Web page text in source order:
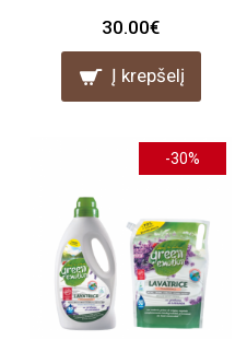
30.00€
Į krepšelį
-30%